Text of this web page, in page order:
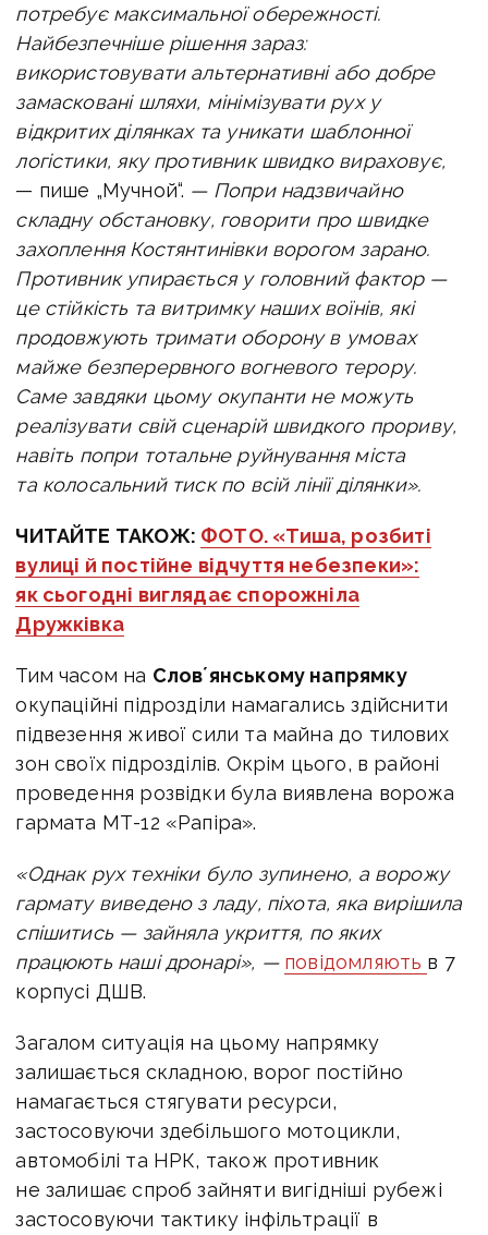
потребує максимальної обережності.
Найбезпечніше рішення зараз:
використовувати альтернативні або добре
замасковані шляхи, мінімізувати рух у
відкритих ділянках та уникати шаблонної
логістики, яку противник швидко вираховує,
— пише „Мучной“. — Попри надзвичайно
складну обстановку, говорити про швидке
захоплення Костянтинівки ворогом зарано.
Противник упирається у головний фактор —
це стійкість та витримку наших воїнів, які
продовжують тримати оборону в умовах
майже безперервного вогневого терору.
Саме завдяки цьому окупанти не можуть
реалізувати свій сценарій швидкого прориву,
навіть попри тотальне руйнування міста
та колосальний тиск по всій лінії ділянки».
ЧИТАЙТЕ ТАКОЖ: ФОТО. «Тиша, розбиті
вулиці й постійне відчуття небезпеки»:
як сьогодні виглядає спорожніла
Дружківка
Тим часом на Словʼянському напрямку
окупаційні підрозділи намагались здійснити
підвезення живої сили та майна до тилових
зон своїх підрозділів. Окрім цього, в районі
проведення розвідки була виявлена ворожа
гармата МТ-12 «Рапіра».
«Однак рух техніки було зупинено, а ворожу
гармату виведено з ладу, піхота, яка вирішила
спішитись — зайняла укриття, по яких
працюють наші дронарі», — повідомляють в 7
корпусі ДШВ.
Загалом ситуація на цьому напрямку
залишається складною, ворог постійно
намагається стягувати ресурси,
застосовуючи здебільшого мотоцикли,
автомобілі та НРК, також противник
не залишає спроб зайняти вигідніші рубежі
застосовуючи тактику інфільтрації в